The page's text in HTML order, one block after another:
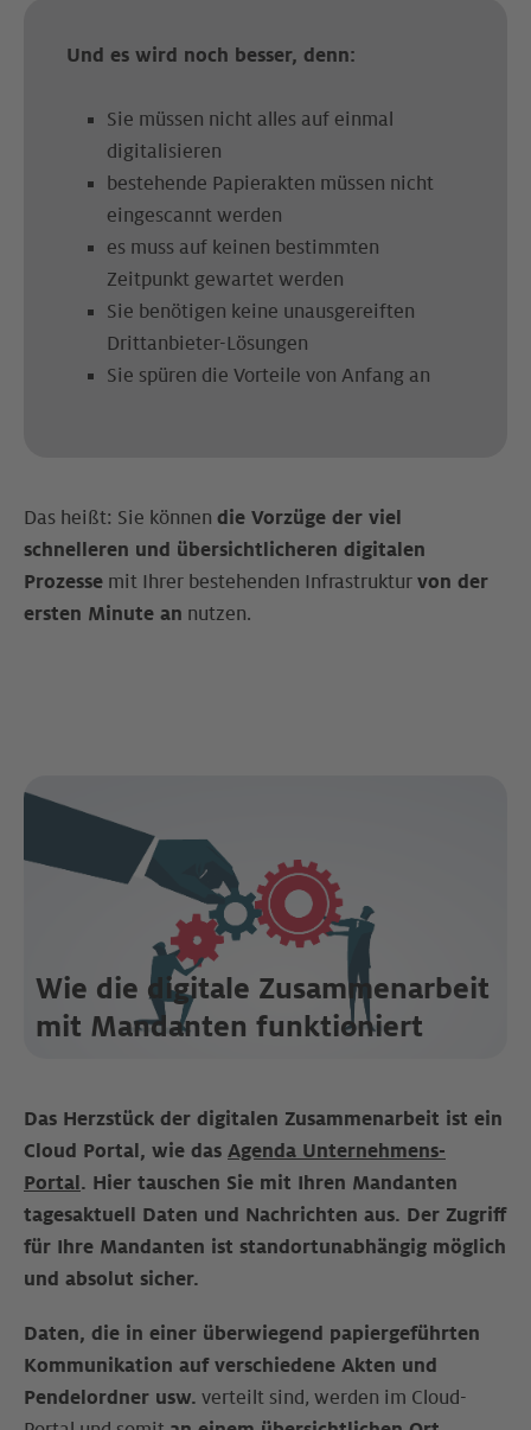
Und es wird noch besser, denn:
Sie müssen nicht alles auf einmal
digitalisieren
bestehende Papierakten müssen nicht
eingescannt werden
es muss auf keinen bestimmten
Zeitpunkt gewartet werden
Sie benötigen keine unausgereiften
Drittanbieter-Lösungen
Sie spüren die Vorteile von Anfang an
Das heißt: Sie können die Vorzüge der viel
schnelleren und übersichtlicheren digitalen
Prozesse mit Ihrer bestehenden Infrastruktur von der
ersten Minute an nutzen.
Wie die digitale Zusammenarbeit
mit Mandanten funktioniert
Das Herzstück der digitalen Zusammenarbeit ist ein
Cloud Portal, wie das Agenda Unternehmens-
Portal . Hier tauschen Sie mit Ihren Mandanten
tagesaktuell Daten und Nachrichten aus. Der Zugriff
für Ihre Mandanten ist standortunabhängig möglich
und absolut sicher.
Daten, die in einer überwiegend papiergeführten
Kommunikation auf verschiedene Akten und
Pendelordner usw. verteilt sind, werden im Cloud-